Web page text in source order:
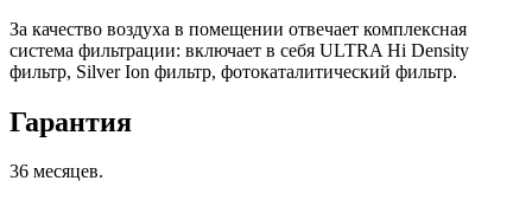
За качество воздуха в помещении отвечает комплексная
система фильтрации: включает в себя ULTRA Hi Density
фильтр, Silver Ion фильтр, фотокаталитический фильтр.
Гарантия
36 месяцев.